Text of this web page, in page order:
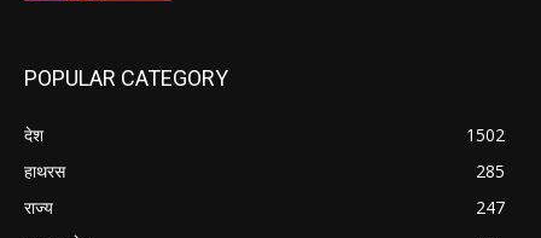
POPULAR CATEGORY
देश
1502
हाथरस
285
राज्य
247